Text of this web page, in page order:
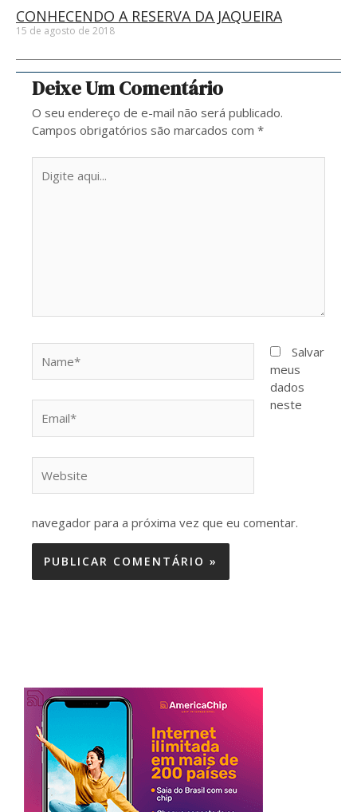
CONHECENDO A RESERVA DA JAQUEIRA
15 de agosto de 2018
Deixe Um Comentário
O seu endereço de e-mail não será publicado.
Campos obrigatórios são marcados com *
aqui...
Salvar
meus
dados
neste
navegador para a próxima vez que eu comentar.